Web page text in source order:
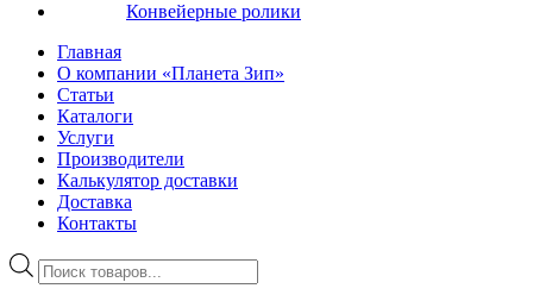
Конвейерные ролики
Главная
О компании «Планета Зип»
Статьи
Каталоги
Услуги
Производители
Калькулятор доставки
Доставка
Контакты
Поиск
товаров